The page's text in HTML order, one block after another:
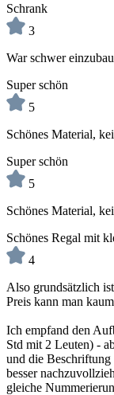
Schrank
3
War schwer
Super schön
5
Schönes Material,
Super schön
5
Schönes Material,
Schönes Regal mit
4
Also grundsätzlich
Preis kann man
Ich empfand den
Std mit 2 Leuten) -
und die
besser
gleiche